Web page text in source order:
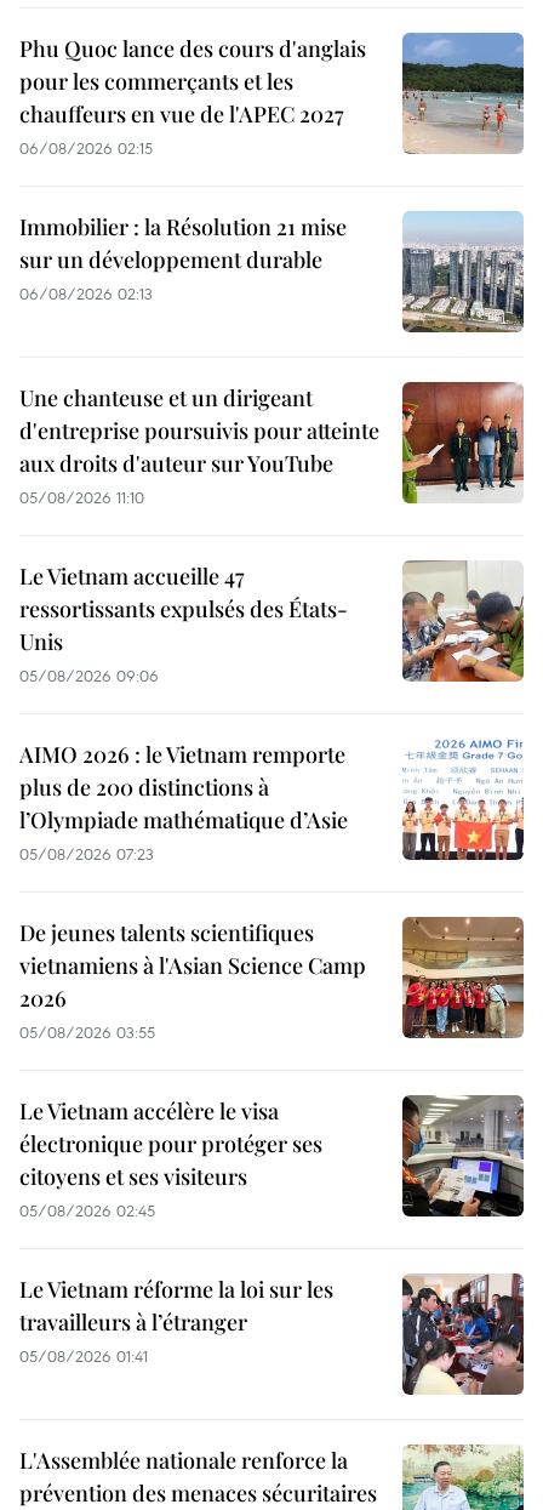
Phu Quoc lance des cours d'anglais
pour les commerçants et les
chauffeurs en vue de l'APEC 2027
06/08/2026 02:15
Immobilier : la Résolution 21 mise
sur un développement durable
06/08/2026 02:13
Une chanteuse et un dirigeant
d'entreprise poursuivis pour atteinte
aux droits d'auteur sur YouTube
05/08/2026 11:10
Le Vietnam accueille 47
ressortissants expulsés des États-
Unis
05/08/2026 09:06
AIMO 2026 : le Vietnam remporte
plus de 200 distinctions à
l’Olympiade mathématique d’Asie
05/08/2026 07:23
De jeunes talents scientifiques
vietnamiens à l'Asian Science Camp
2026
05/08/2026 03:55
Le Vietnam accélère le visa
électronique pour protéger ses
citoyens et ses visiteurs
05/08/2026 02:45
Le Vietnam réforme la loi sur les
travailleurs à l’étranger
05/08/2026 01:41
L'Assemblée nationale renforce la
prévention des menaces sécuritaires